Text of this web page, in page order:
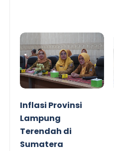
Inflasi Provinsi
Lampung
Terendah di
Sumatera